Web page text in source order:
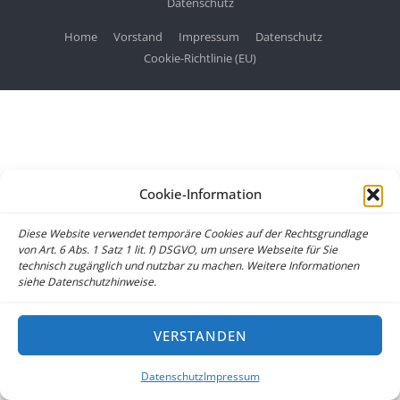
Cookie-Information
Diese Website verwendet temporäre Cookies auf der Rechtsgrundlage
von Art. 6 Abs. 1 Satz 1 lit. f) DSGVO, um unsere Webseite für Sie
technisch zugänglich und nutzbar zu machen. Weitere Informationen
siehe Datenschutzhinweise.
VERSTANDEN
DatenschutzImpressum
Home Vorstand Impressum
Datenschutz
Cookie-Richtlinie (EU)